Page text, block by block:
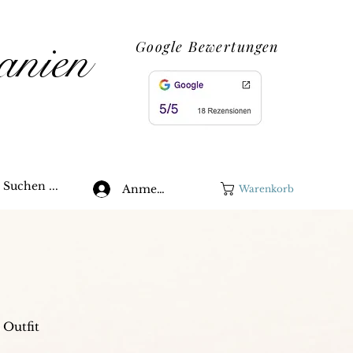
Google Bewertungen
Suchen ... Anmelden Warenkorb
Outfit